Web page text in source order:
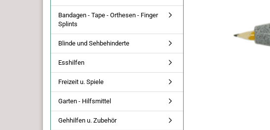
Bandagen - Tape - Orthesen - Finger
Splints
Blinde und Sehbehinderte
Esshilfen
Freizeit u. Spiele
Garten - Hilfsmittel
Gehhilfen u. Zubehör